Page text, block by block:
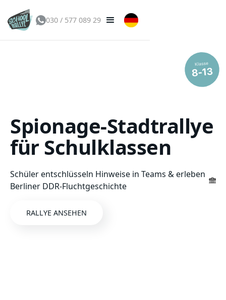
030 / 577 089 29
Spionage-Stadtrallye
für Schulklassen
Schüler entschlüsseln Hinweise in Teams & erleben
Berliner DDR-Fluchtgeschichte
]jj
RALLYE ANSEHEN